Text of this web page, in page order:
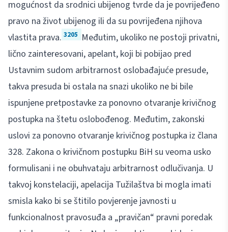
mogućnost da srodnici ubijenog tvrde da je povrijeđeno
pravo na život ubijenog ili da su povrijeđena njihova
vlastita prava. 3205 Međutim, ukoliko ne postoji privatni,
lično zainteresovani, apelant, koji bi pobijao pred
Ustavnim sudom arbitrarnost oslobađajuće presude,
takva presuda bi ostala na snazi ukoliko ne bi bile
ispunjene pretpostavke za ponovno otvaranje krivičnog
postupka na štetu oslobođenog. Međutim, zakonski
uslovi za ponovno otvaranje krivičnog postupka iz člana
328. Zakona o krivičnom postupku BiH su veoma usko
formulisani i ne obuhvataju arbitrarnost odlučivanja. U
takvoj konstelaciji, apelacija Tužilaštva bi mogla imati
smisla kako bi se štitilo povjerenje javnosti u
funkcionalnost pravosuđa a „pravičan“ pravni poredak